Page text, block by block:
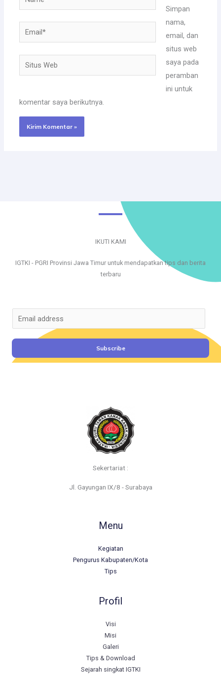
Email*
Situs
Web
Simpan
nama,
email, dan
situs web
saya pada
peramban
ini untuk
komentar saya berikutnya.
IKUTI KAMI
IGTKI - PGRI Provinsi Jawa Timur untuk mendapatkan tips dan berita
terbaru
l
Subscribe
Sekertariat :
Jl. Gayungan IX/8 - Surabaya
Menu
Kegiatan
Pengurus Kabupaten/Kota
Tips
Profil
Visi
Misi
Galeri
Tips & Download
Sejarah singkat IGTKI